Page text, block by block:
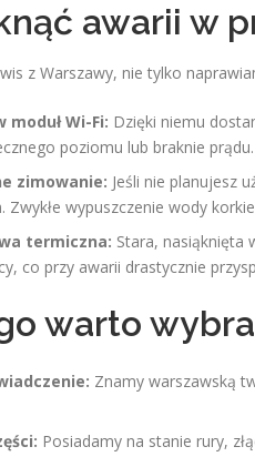
awarii w
z Warszawy, nie tylko
Wi-Fi: Dzięki niemu
poziomu lub braknie prądu.
zimowanie: Jeśli nie planujesz
Zwykłe wypuszczenie wody
termiczna: Stara, nasiąknięta
co przy awarii drastycznie
warto
Znamy warszawską
Posiadamy na stanie rury,